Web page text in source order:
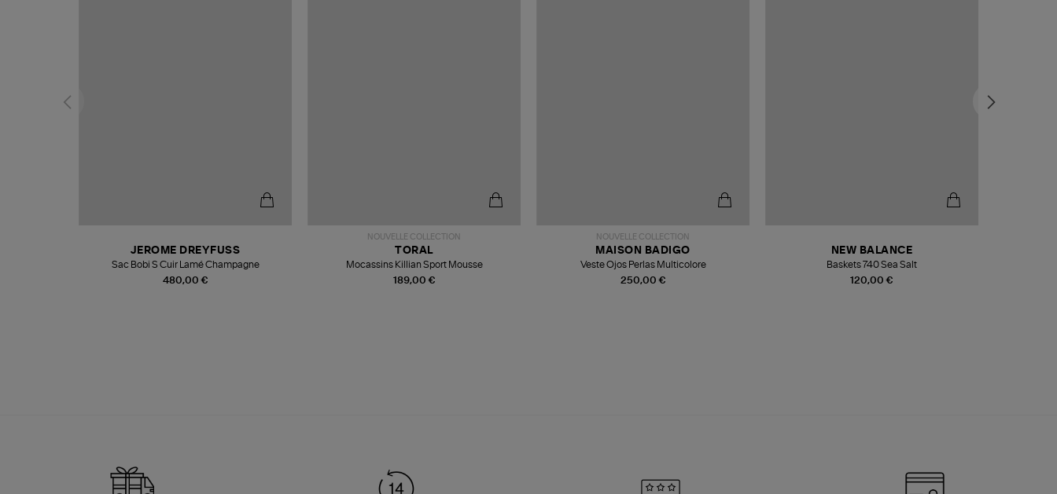
480,00 €
JEROME DREYFUSS
Sac Bobi S Cuir Lamé Champagne
NOUVELLE COLLECTION
189,00 €
TORAL
Mocassins Killian Sport Mousse
NOUVELLE COLLECTION
250,00 €
MAISON BADIGO
Veste Ojos Perlas Multicolore
120,00 €
NEW BALANCE
Baskets 740 Sea Salt